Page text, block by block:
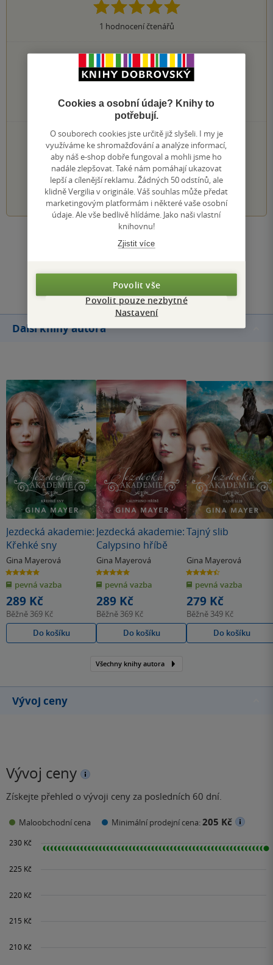
1 hodnocení čtenářů
0×
4 hvězdičky
0×
3 hvězdičky
2 hvězdičky
0×
1 hvezdička
PŘIDEJTE SVÉ HODNOCENÍ KNIHY
Hodnocení našich knihkupců: 0.0 z 5
1 2 3 4 5
Zobrazit všechna hodnocení
Přidat hodnocení
Další knihy autora
Jezdecká akademie:
Křehké sny
Gina Mayerová
5.0
z
5
hvězdiček
pevná vazba
289 Kč
Běžně 369 Kč
Do košíku
Jezdecká akademie:
Calypsino hříbě
Gina Mayerová
5.0
z
5
hvězdiček
pevná vazba
289 Kč
Běžně 369 Kč
Do košíku
Tajný slib
Gina Mayerová
4.5
z
5
hvězdiček
pevná vazba
279 Kč
Běžně 349 Kč
Do košíku
Všechny knihy autora
Vývoj ceny
Vývoj ceny
Získejte přehled o vývoji ceny za posledních 60 dní.
Maloobchodní cena Minimální prodejní cena:205 Kč
Cookies a osobní údaje? Knihy to
potřebují.
O souborech cookies jste určitě již slyšeli. I my je
využíváme ke shromažďování a analýze informací,
aby náš e-shop dobře fungoval a mohli jsme ho
nadále zlepšovat. Také nám pomáhají ukazovat
lepší a cílenější reklamu. Žádných 50 odstínů, ale
klidně Vergilia v originále. Váš souhlas může předat
marketingovým platformám i některé vaše osobní
údaje. Ale vše bedlivě hlídáme. Jako naši vlastní
knihovnu!
Zjistit více
Povolit vše
Povolit pouze nezbytné
Nastavení